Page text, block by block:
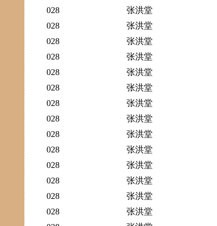
028
张洪堂
028
张洪堂
028
张洪堂
028
张洪堂
028
张洪堂
028
张洪堂
028
张洪堂
028
张洪堂
028
张洪堂
028
张洪堂
028
张洪堂
028
张洪堂
028
张洪堂
028
张洪堂